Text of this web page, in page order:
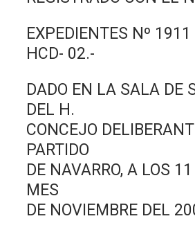
EXPEDIENTES Nº
HCD- 02.-
DADO EN LA SALA DE
DEL H.
CONCEJO
PARTIDO
DE NAVARRO, A LOS
MES
DE NOVIEMBRE DEL